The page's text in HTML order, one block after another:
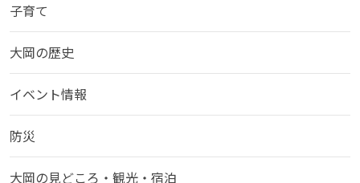
子育て
大岡の歴史
イベント情報
防災
大岡の見どころ・観光・宿泊